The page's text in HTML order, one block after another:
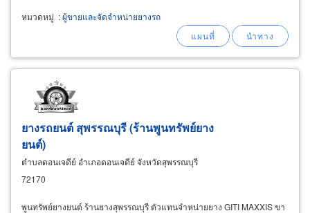
บรรทุก ให้บริการโดยช่างผู้ชำนาญงาน มีรถบริการ
หมวดหมู่ :ผู้ขายและจัดจำหน่ายยางรถ
ยางรถยนต์ สุพรรณบุรี (ร้านพูนทรัพย์ยาง
ยนต์)
ตำบลดอนเจดีย์ อำเภอดอนเจดีย์ จังหวัดสุพรรณบุรี
72170
พูนทรัพย์ยางยนต์ ร้านยางสุพรรณบุรี ตัวแทนจำหน่ายยาง GITI MAXXIS ขา